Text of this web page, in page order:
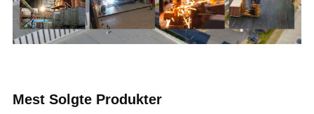
Mest Solgte Produkter